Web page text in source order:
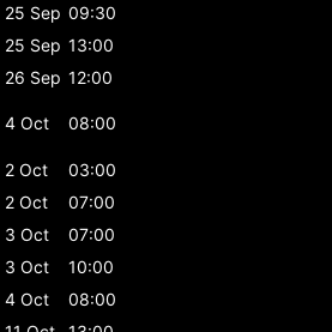
25 Sep 09:30
25 Sep 13:00
26 Sep 12:00
4 Oct 08:00
2 Oct
03:00
2 Oct
07:00
3 Oct
07:00
3 Oct
10:00
4 Oct
08:00